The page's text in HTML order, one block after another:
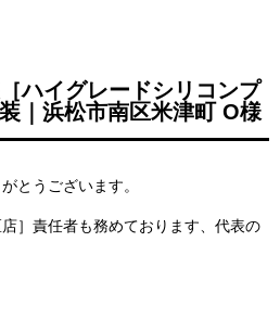
ハイグレードシリコンプ
｜浜松市南区米津町 O様
とうございます。
］責任者も務めております、代表の